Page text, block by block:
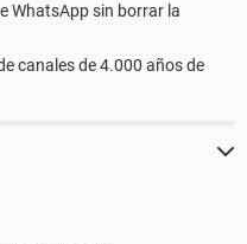
WhatsApp sin borrar la
canales de 4.000 años de